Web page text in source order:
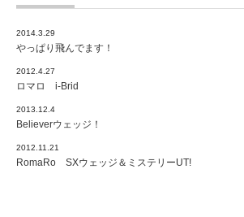
2014.3.29
やっぱり飛んでます！
2012.4.27
ロマロ i-Brid
2013.12.4
Believerウェッジ！
2012.11.21
RomaRo SXウェッジ＆ミステリーUT!